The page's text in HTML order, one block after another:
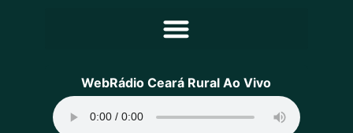
Principal
WebRádio Ceará Rural Ao Vivo